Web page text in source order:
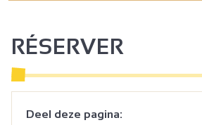
RÉSERVER
Deel deze pagina: